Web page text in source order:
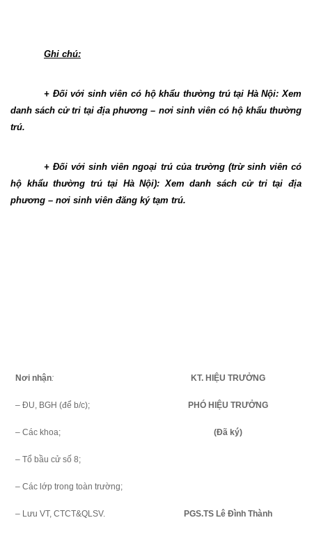
Ghi chú:
+ Đối với sinh viên có hộ khẩu thường trú tại Hà Nội: Xem
danh sách cử tri tại địa phương – nơi sinh viên có hộ khẩu thường
trú.
+ Đối với sinh viên ngoại trú của trường (trừ sinh viên có
hộ khẩu thường trú tại Hà Nội): Xem danh sách cử tri tại địa
phương – nơi sinh viên đăng ký tạm trú.
Nơi nhận:
– ĐU, BGH (để b/c);
– Các khoa;
– Tổ bầu cử số 8;
– Các lớp trong toàn trường;
– Lưu VT, CTCT&QLSV.
KT. HIỆU TRƯỞNG
PHÓ HIỆU TRƯỞNG
(Đã ký)
PGS.TS Lê Đình Thành